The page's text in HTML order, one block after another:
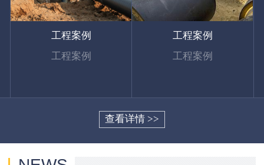
工程案例
工程案例
工程案例
工程案例
查看详情 >>